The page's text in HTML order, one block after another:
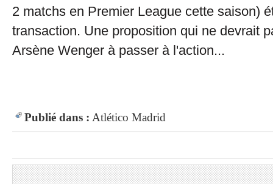
2 matchs en Premier League cette saison)
transaction. Une proposition qui ne devrait
Arsène Wenger à passer à l'action...
Publié dans : Atlético Madrid